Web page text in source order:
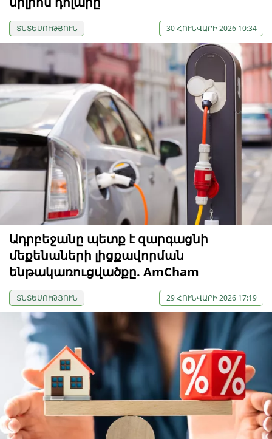
ՏՆՏԵՍՈՒԹՅՈՒՆ 30 ՀՈՒՆՎԱՐԻ 2026 10:34
Ադրբեջանը պետք է զարգացնի
մեքենաների լիցքավորման
ենթակառուցվածքը. AmCham
ՏՆՏԵՍՈՒԹՅՈՒՆ 29 ՀՈՒՆՎԱՐԻ 2026 17:19